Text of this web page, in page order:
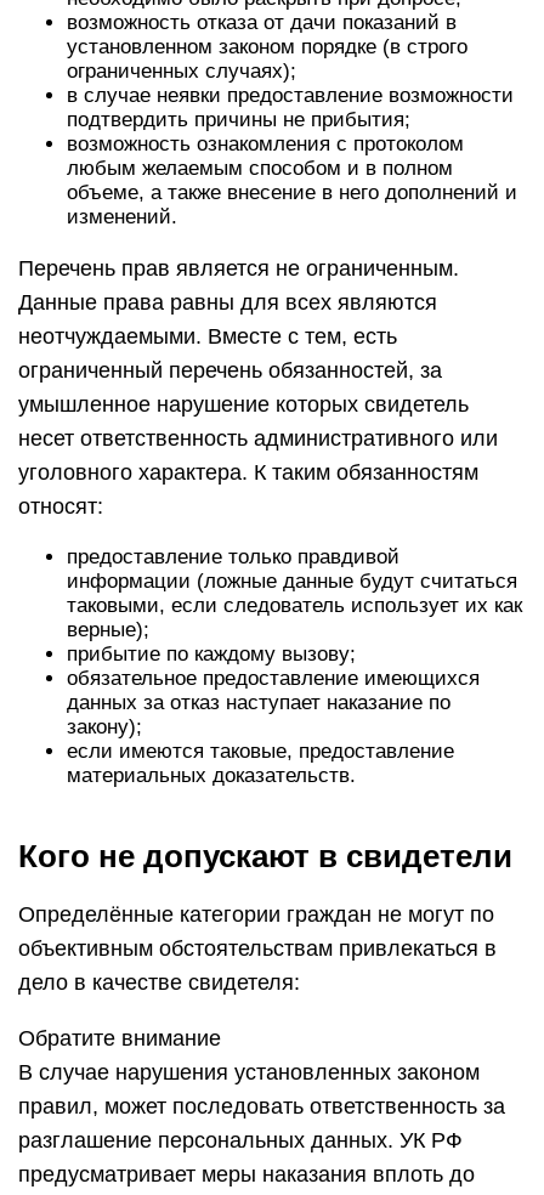
возможность отказа от дачи показаний в
установленном законом порядке (в строго
ограниченных случаях);
в случае неявки предоставление возможности
подтвердить причины не прибытия;
возможность ознакомления с протоколом
любым желаемым способом и в полном
объеме, а также внесение в него дополнений и
изменений.
Перечень прав является не ограниченным.
Данные права равны для всех являются
неотчуждаемыми. Вместе с тем, есть
ограниченный перечень обязанностей, за
умышленное нарушение которых свидетель
несет ответственность административного или
уголовного характера. К таким обязанностям
относят:
предоставление только правдивой
информации (ложные данные будут считаться
таковыми, если следователь использует их как
верные);
прибытие по каждому вызову;
обязательное предоставление имеющихся
данных за отказ наступает наказание по
закону);
если имеются таковые, предоставление
материальных доказательств.
Кого не допускают в свидетели
Определённые категории граждан не могут по
объективным обстоятельствам привлекаться в
дело в качестве свидетеля:
Обратите внимание
В случае нарушения установленных законом
правил, может последовать ответственность за
разглашение персональных данных. УК РФ
предусматривает меры наказания вплоть до